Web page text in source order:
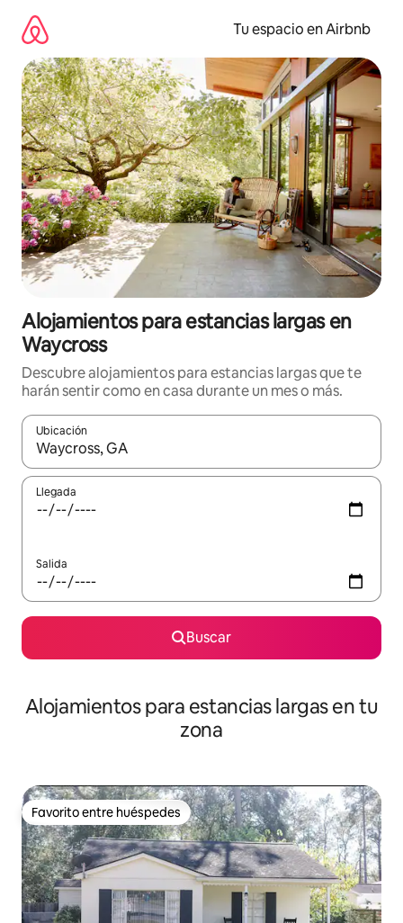
contenido
Tu espacio en Airbnb
Alojamientos para estancias largas en
Waycross
Descubre alojamientos para estancias largas que te
harán sentir como en casa durante un mes o más.
Ubicación
Cuando los resultados estén disponibles, podrás navegar
Llegada
Salida
Buscar
Alojamientos para estancias largas en tu
zona
Favorito entre huéspedes
Favorito entre huéspedes